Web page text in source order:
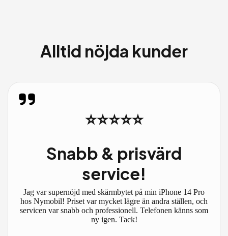
Alltid nöjda kunder
⭐⭐⭐⭐⭐
Snabb & prisvärd
service!
Jag var supernöjd med skärmbytet på min iPhone 14 Pro
hos Nymobil! Priset var mycket lägre än andra ställen, och
servicen var snabb och professionell. Telefonen känns som
ny igen. Tack!